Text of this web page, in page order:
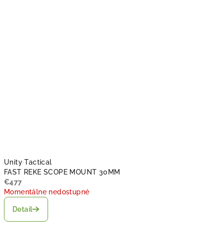
FAST REKE SCOPE MOUNT 30MM
Unity Tactical
€477
Momentálne nedostupné
Detail